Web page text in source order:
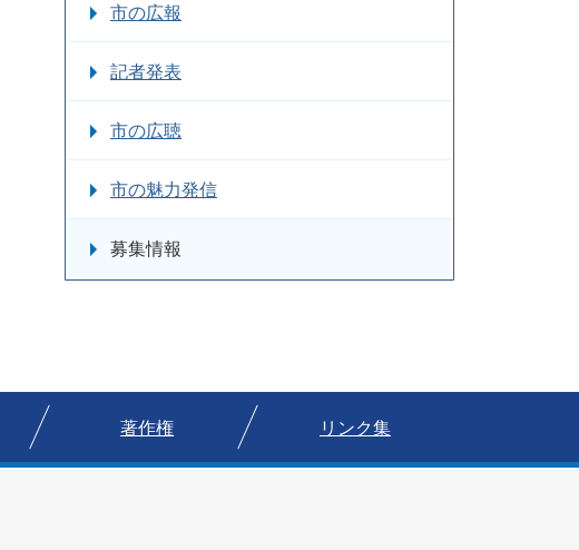
市の広報
記者発表
市の広聴
市の魅力発信
募集情報
著作権 リンク集